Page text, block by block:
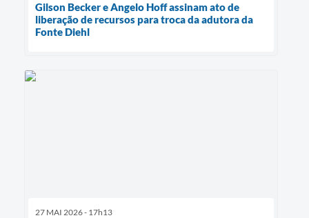
Gilson Becker e Angelo Hoff assinam ato de
liberação de recursos para troca da adutora da
Fonte Diehl
27 MAI 2026 - 17h13